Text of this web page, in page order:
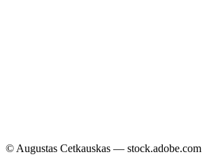
© Augustas Cetkauskas — stock.adobe.com